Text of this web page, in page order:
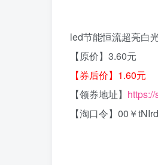
led节能恒流超亮白
【原价】3.60元
【券后价】1.60元
【领券地址】
【淘口令】00￥